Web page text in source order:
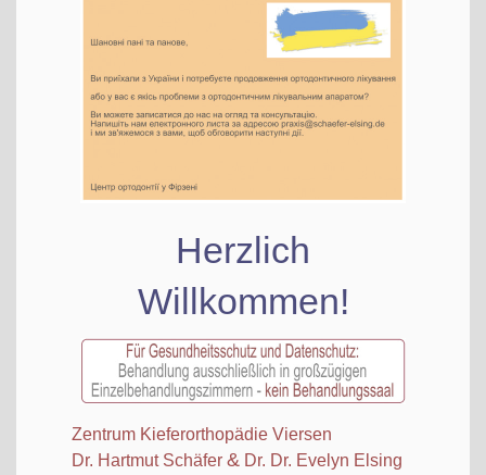
Herz­lich
Willkommen!
Zen­trum Kie­fer­or­tho­pä­die Viersen
Dr. Hart­mut Schä­fer& Dr. Dr. Eve­lyn Elsing